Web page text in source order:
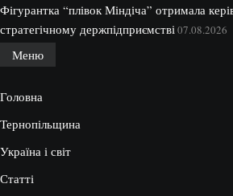
Фігурантка “плівок Міндіча” отримала
стратегічному держпідприємстві 07.08.2026
Меню
Головна
Тернопільщина
Україна і світ
Статті